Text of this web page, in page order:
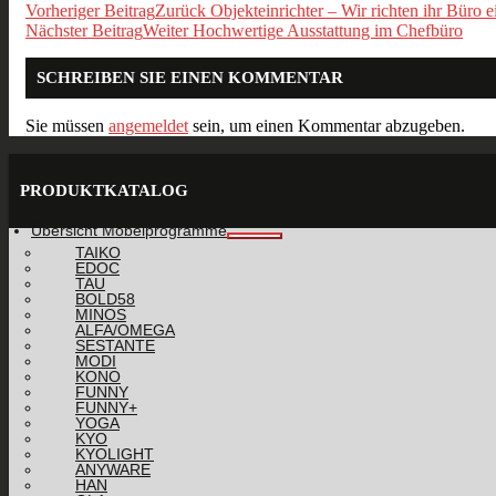
Vorheriger BeitragZurück Objekteinrichter – Wir richten ihr Büro
Nächster BeitragWeiter Hochwertige Ausstattung im Chefbüro
SCHREIBEN SIE EINEN KOMMENTAR
Sie müssen angemeldet sein, um einen Kommentar abzugeben.
PRODUKTKATALOG
Übersicht Möbelprogramme
TAIKO
EDOC
TAU
BOLD58
MINOS
ALFA/OMEGA
SESTANTE
MODI
KONO
FUNNY
FUNNY+
YOGA
KYO
KYOLIGHT
ANYWARE
HAN